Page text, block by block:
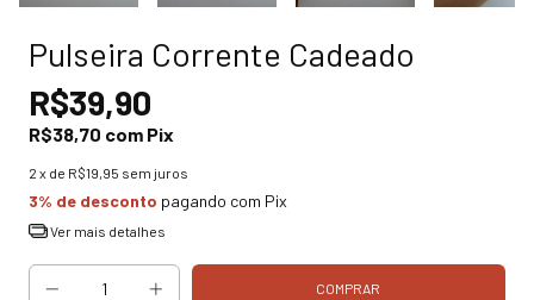
Pulseira Corrente Cadeado
R$39,90
R$38,70 com Pix
2 x de R$19,95 sem juros
3% de desconto pagando com Pix
Ver mais detalhes